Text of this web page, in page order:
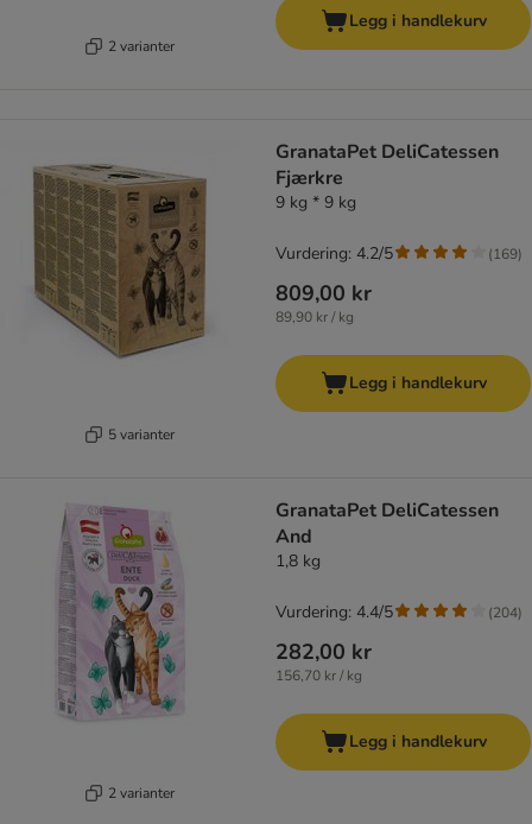
2 varianter
Legg i handlekurv
5 varianter
GranataPet DeliCatessen
Fjærkre
9 kg * 9 kg
809,00 kr
89,90 kr / kg
Vurdering: 4.2/5 (169)
Legg i handlekurv
2 varianter
GranataPet DeliCatessen
And
1,8 kg
282,00 kr
156,70 kr / kg
Vurdering: 4.4/5 (204)
Legg i handlekurv